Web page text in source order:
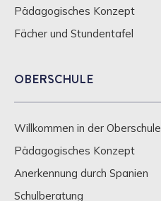
Pädagogisches Konzept
Fächer und Stundentafel
OBERSCHULE
Willkommen in der Oberschule
Pädagogisches Konzept
Anerkennung durch Spanien
Schulberatung